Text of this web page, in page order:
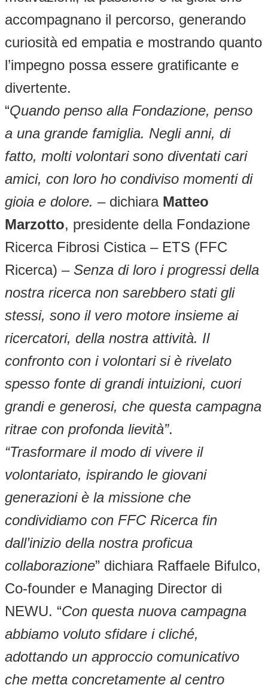
accompagnano il percorso, generando
curiosità ed empatia e mostrando quanto
l’impegno possa essere gratificante e
divertente.
“Quando penso alla Fondazione, penso
a una grande famiglia. Negli anni, di
fatto, molti volontari sono diventati cari
amici, con loro ho condiviso momenti di
gioia e dolore. – dichiaraMatteo
Marzotto, presidente della Fondazione
Ricerca Fibrosi Cistica – ETS (FFC
Ricerca) – Senza di loro i progressi della
nostra ricerca non sarebbero stati gli
stessi, sono il vero motore insieme ai
ricercatori, della nostra attività. Il
confronto con i volontari si è rivelato
spesso fonte di grandi intuizioni, cuori
grandi e generosi, che questa campagna
ritrae con profonda lievità”.
“Trasformare il modo di vivere il
volontariato, ispirando le giovani
generazioni è la missione che
condividiamo con FFC Ricerca fin
dall’inizio della nostra proficua
collaborazione” dichiara Raffaele Bifulco,
Co-founder e Managing Director di
NEWU. “Con questa nuova campagna
abbiamo voluto sfidare i cliché,
adottando un approccio comunicativo
che metta concretamente al centro